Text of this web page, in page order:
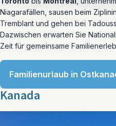
Niagarafällen, sausen beim
Tremblant und gehen bei
Dazwischen erwarten Sie
Zeit für gemeinsame
Familienurlaub in
Kanada